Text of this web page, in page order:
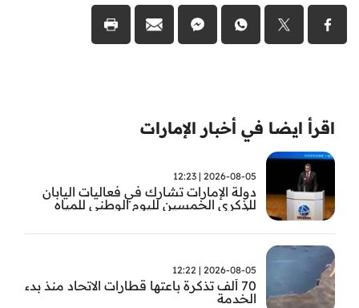
اقرأ ايضا في أخبار الإمارات
2026-08-05 | 12:23
دولة الإمارات تشارك في فعاليات اليابان
للذكرى الخمسين لليوم الوطني للمياه
2026-08-05 | 12:22
70 ألف تذكرة باعتها قطارات الاتحاد منذ بدء
الخدمة